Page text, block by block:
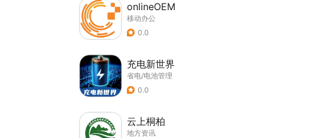
onlineOEM
移动办公
0.0
充电新世界
省电/电池管理
0.0
云上桐柏
地方资讯